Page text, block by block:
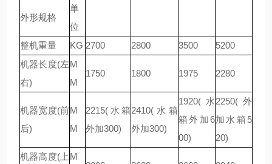
外形规格
单
位
整机重量
KG 2700 2800 3500
5200
机器长度(左
右)
M
M
1750 1800 1975 2280
机器宽度(前
后)
M
M
2215(水箱
外加300)
2410(水箱
外加300)
1920(水
箱外加6
00)
2250(外
加水箱5
20)
机器高度(上 M